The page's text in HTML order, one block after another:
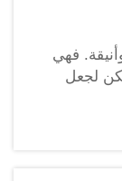
فهي
لجعل
إضافة بعض
والصواني،
فحسب، بل